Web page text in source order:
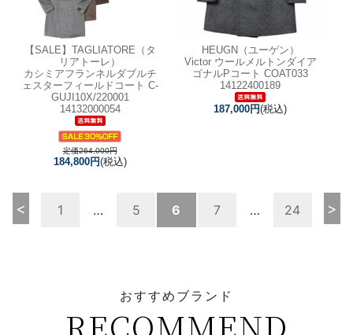
【SALE】 TAGLIATORE（タ
リアトーレ）
カシミアフランネルダブルチ
ェスターフィールドコート C-
GUJI10X/220001
14132000054
定価264,000円
184,800円(税込)
HEUGN（ユーゲン）
Victor ウールメルトンダイア
ゴナルPコート COAT033
14122400189
187,000円(税込)
< >
1 … 5 6 7 … 24
おすすめブランド
RECOMMEND